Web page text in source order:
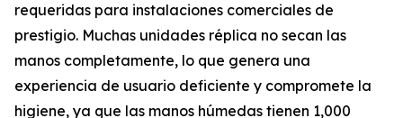
requeridas para instalaciones comerciales de
prestigio. Muchas unidades réplica no secan las
manos completamente, lo que genera una
experiencia de usuario deficiente y compromete la
higiene, ya que las manos húmedas tienen 1,000